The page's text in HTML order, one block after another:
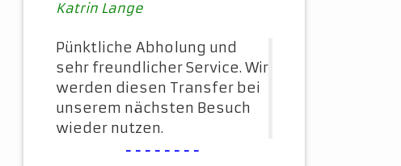
Katrin Lange
Pünktliche Abholung und
sehr freundlicher Service. Wir
werden diesen Transfer bei
unserem nächsten Besuch
wieder nutzen.
--------